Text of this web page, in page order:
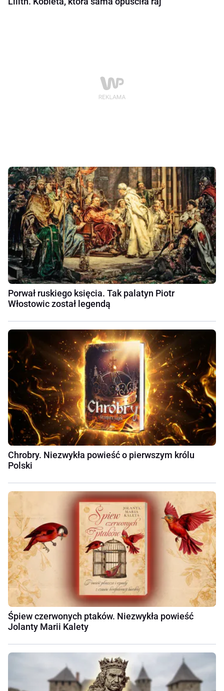
Porwał ruskiego księcia. Tak palatyn Piotr
Włostowic został legendą
Chrobry. Niezwykła powieść o pierwszym królu
Polski
Śpiew czerwonych ptaków. Niezwykła powieść
Jolanty Marii Kalety